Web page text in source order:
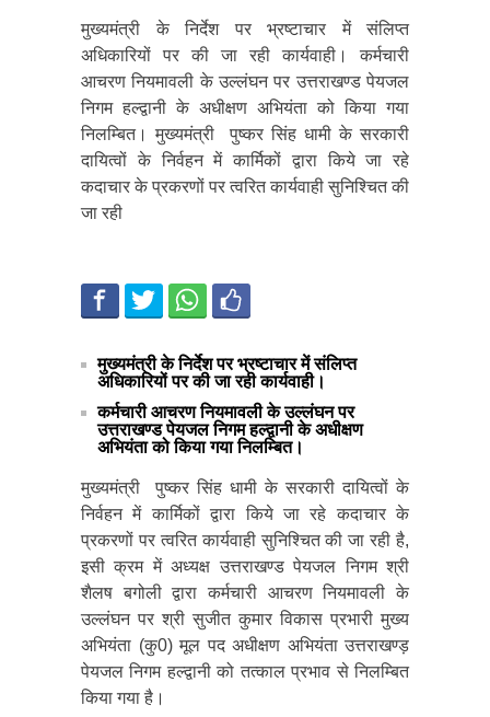
मुख्यमंत्री के निर्देश पर भ्रष्टाचार में संलिप्त
अधिकारियों पर की जा रही कार्यवाही। कर्मचारी
आचरण नियमावली के उल्लंघन पर उत्तराखण्ड पेयजल
निगम हल्द्वानी के अधीक्षण अभियंता को किया गया
निलम्बित। मुख्यमंत्री पुष्कर सिंह धामी के सरकारी
दायित्वों के निर्वहन में कार्मिकों द्वारा किये जा रहे
कदाचार के प्रकरणों पर त्वरित कार्यवाही सुनिश्चित की
जा रही
मुख्यमंत्री के निर्देश पर भ्रष्टाचार में संलिप्त
अधिकारियों पर की जा रही कार्यवाही।
कर्मचारी आचरण नियमावली के उल्लंघन पर
उत्तराखण्ड पेयजल निगम हल्द्वानी के अधीक्षण
अभियंता को किया गया निलम्बित।
मुख्यमंत्री पुष्कर सिंह धामी के सरकारी दायित्वों के
निर्वहन में कार्मिकों द्वारा किये जा रहे कदाचार के
प्रकरणों पर त्वरित कार्यवाही सुनिश्चित की जा रही है,
इसी क्रम में अध्यक्ष उत्तराखण्ड पेयजल निगम श्री
शैलष बगोली द्वारा कर्मचारी आचरण नियमावली के
उल्लंघन पर श्री सुजीत कुमार विकास प्रभारी मुख्य
अभियंता (कु0) मूल पद अधीक्षण अभियंता उत्तराखण्ड़
पेयजल निगम हल्द्वानी को तत्काल प्रभाव से निलम्बित
किया गया है।